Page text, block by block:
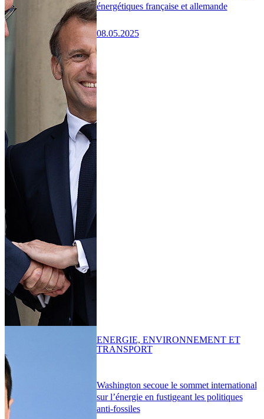
énergétiques française et allemande
08.05.2025
Washington secoue le sommet international
sur l’énergie en fustigeant les politiques
anti-fossiles
ENERGIE, ENVIRONNEMENT ET
TRANSPORT